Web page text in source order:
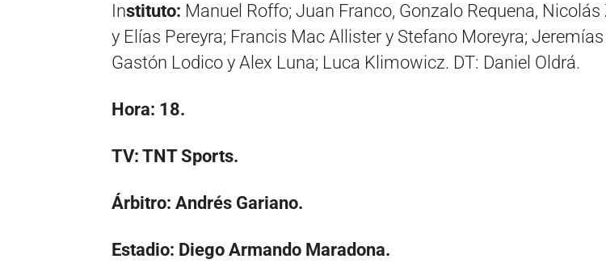
Instituto: Manuel Roffo; Juan Franco, Gonzalo Requena,
y Elías Pereyra; Francis Mac Allister y Stefano Moreyra;
Gastón Lodico y Alex Luna; Luca Klimowicz. DT: Daniel Oldrá.
Hora: 18.
TV: TNT Sports.
Árbitro: Andrés Gariano.
Estadio: Diego Armando Maradona.